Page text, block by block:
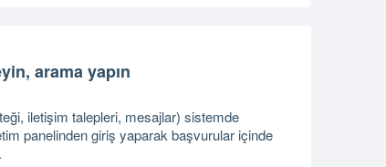
arama yapın
iletişim talepleri, mesajlar) sistemde
panelinden giriş yaparak başvurular içinde